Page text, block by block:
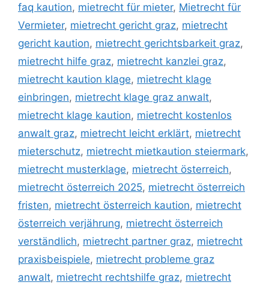
faq kaution, mietrecht für mieter, Mietrecht für
Vermieter, mietrecht gericht graz, mietrecht
gericht kaution, mietrecht gerichtsbarkeit graz,
mietrecht hilfe graz, mietrecht kanzlei graz,
mietrecht kaution klage, mietrecht klage
einbringen, mietrecht klage graz anwalt,
mietrecht klage kaution, mietrecht kostenlos
anwalt graz, mietrecht leicht erklärt, mietrecht
mieterschutz, mietrecht mietkaution steiermark,
mietrecht musterklage, mietrecht österreich,
mietrecht österreich 2025, mietrecht österreich
fristen, mietrecht österreich kaution, mietrecht
österreich verjährung, mietrecht österreich
verständlich, mietrecht partner graz, mietrecht
praxisbeispiele, mietrecht probleme graz
anwalt, mietrecht rechtshilfe graz, mietrecht